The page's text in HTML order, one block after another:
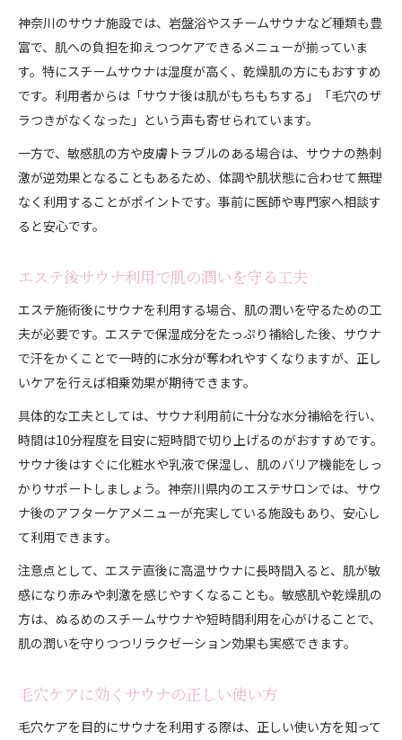
神奈川のサウナ施設では、岩盤浴やスチームサウナなど種類も豊
富で、肌への負担を抑えつつケアできるメニューが揃っていま
す。特にスチームサウナは湿度が高く、乾燥肌の方にもおすすめ
です。利用者からは「サウナ後は肌がもちもちする」「毛穴のザ
ラつきがなくなった」という声も寄せられています。
一方で、敏感肌の方や皮膚トラブルのある場合は、サウナの熱刺
激が逆効果となることもあるため、体調や肌状態に合わせて無理
なく利用することがポイントです。事前に医師や専門家へ相談す
ると安心です。
エステ後サウナ利用で肌の潤いを守る工夫
エステ施術後にサウナを利用する場合、肌の潤いを守るための工
夫が必要です。エステで保湿成分をたっぷり補給した後、サウナ
で汗をかくことで一時的に水分が奪われやすくなりますが、正し
いケアを行えば相乗効果が期待できます。
具体的な工夫としては、サウナ利用前に十分な水分補給を行い、
時間は10分程度を目安に短時間で切り上げるのがおすすめです。
サウナ後はすぐに化粧水や乳液で保湿し、肌のバリア機能をしっ
かりサポートしましょう。神奈川県内のエステサロンでは、サウ
ナ後のアフターケアメニューが充実している施設もあり、安心し
て利用できます。
注意点として、エステ直後に高温サウナに長時間入ると、肌が敏
感になり赤みや刺激を感じやすくなることも。敏感肌や乾燥肌の
方は、ぬるめのスチームサウナや短時間利用を心がけることで、
肌の潤いを守りつつリラクゼーション効果も実感できます。
毛穴ケアに効くサウナの正しい使い方
毛穴ケアを目的にサウナを利用する際は、正しい使い方を知って